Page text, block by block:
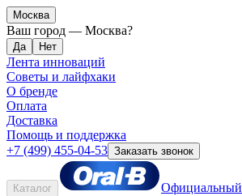
Москва
Ваш город — Москва?
Лента инноваций
Советы и лайфхаки
О бренде
Оплата
Доставка
Помощь и поддержка
+7 (499) 455-04-53 Заказать звонок
Каталог
Официальный